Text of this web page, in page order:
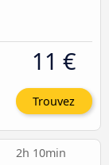
11 €
Trouvez
2h 10min